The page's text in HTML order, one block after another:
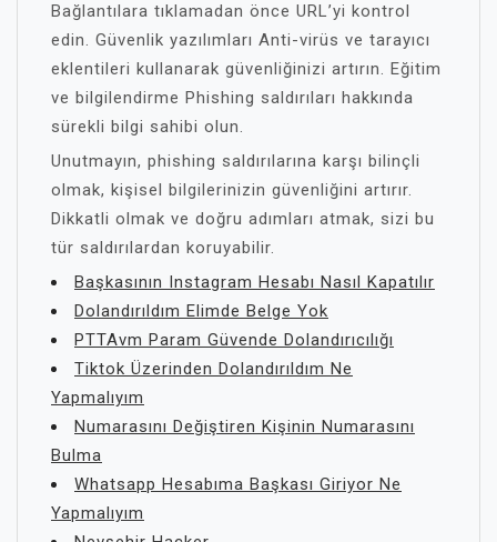
Bağlantılara tıklamadan önce URL’yi kontrol
edin. Güvenlik yazılımları Anti-virüs ve tarayıcı
eklentileri kullanarak güvenliğinizi artırın. Eğitim
ve bilgilendirme Phishing saldırıları hakkında
sürekli bilgi sahibi olun.
Unutmayın, phishing saldırılarına karşı bilinçli
olmak, kişisel bilgilerinizin güvenliğini artırır.
Dikkatli olmak ve doğru adımları atmak, sizi bu
tür saldırılardan koruyabilir.
Başkasının Instagram Hesabı Nasıl Kapatılır
Dolandırıldım Elimde Belge Yok
PTTAvm Param Güvende Dolandırıcılığı
Tiktok Üzerinden Dolandırıldım Ne
Yapmalıyım
Numarasını Değiştiren Kişinin Numarasını
Bulma
Whatsapp Hesabıma Başkası Giriyor Ne
Yapmalıyım